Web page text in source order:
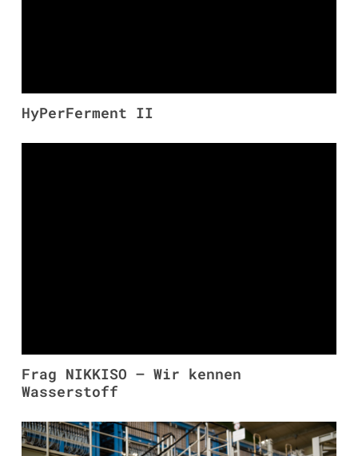
HyPerFerment II
Frag NIKKISO – Wir kennen
Wasserstoff